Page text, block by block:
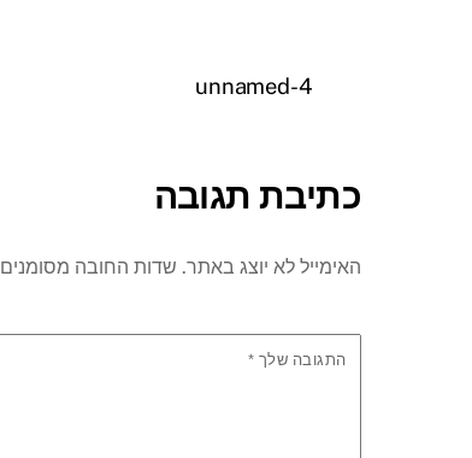
unnamed-4
כתיבת תגובה
האימייל לא יוצג באתר. שדות החובה מסומנים
התגובה שלך *